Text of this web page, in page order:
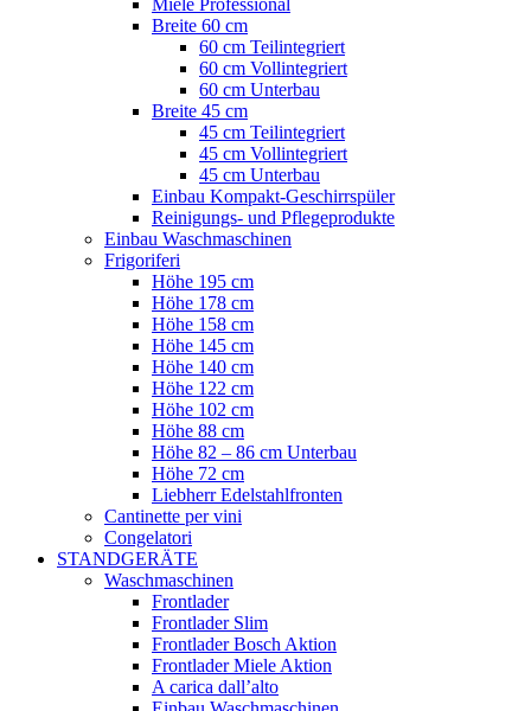
Miele Professional
Breite 60 cm
60 cm Teilintegriert
60 cm Vollintegriert
60 cm Unterbau
Breite 45 cm
45 cm Teilintegriert
45 cm Vollintegriert
45 cm Unterbau
Einbau Kompakt-Geschirrspüler
Reinigungs- und Pflegeprodukte
Einbau Waschmaschinen
Frigoriferi
Höhe 195 cm
Höhe 178 cm
Höhe 158 cm
Höhe 145 cm
Höhe 140 cm
Höhe 122 cm
Höhe 102 cm
Höhe 88 cm
Höhe 82 – 86 cm Unterbau
Höhe 72 cm
Liebherr Edelstahlfronten
Cantinette per vini
Congelatori
STANDGERÄTE
Waschmaschinen
Frontlader
Frontlader Slim
Frontlader Bosch Aktion
Frontlader Miele Aktion
A carica dall’alto